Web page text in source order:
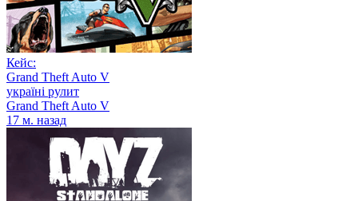
Кейс:
Grand Theft Auto V
україні рулит
Grand Theft Auto V
17 м. назад